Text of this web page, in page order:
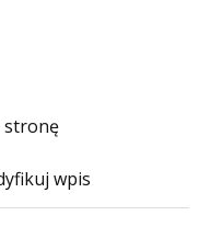
stronę
wpis